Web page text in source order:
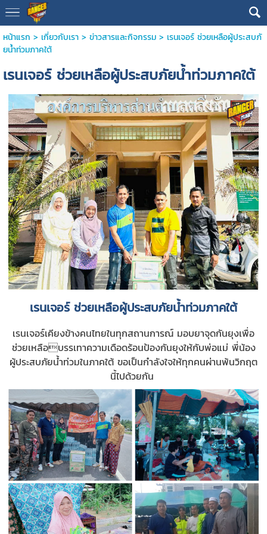
หน้าแรก > เกี่ยวกับเรา> ข่าวสารและกิจกรรม> เรนเจอร์ ช่วยเหลือผู้ประสบภั
ยน้ำท่วมภาคใต้
เรนเจอร์ ช่วยเหลือผู้ประสบภัยน้ำท่วมภาคใต้
เรนเจอร์ ช่วยเหลือผู้ประสบภัยน้ำท่วมภาคใต้
เรนเจอร์เคียงข้างคนไทยในทุกสถานการณ์ มอบยาจุดกันยุงเพื่อ
ช่วยเหลือบรรเทาความเดือดร้อนป้องกันยุงให้กับพ่อแม่ พี่น้อง
ผู้ประสบภัยน้ำท่วมในภาคใต้ ขอเป็นกำลังใจให้ทุกคนผ่านพ้นวิกฤต
นี้ไปด้วยกัน